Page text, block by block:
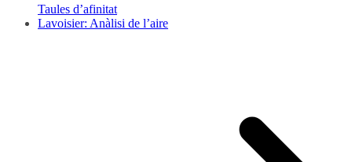
Taules d’afinitat
Lavoisier: Anàlisi de l’aire